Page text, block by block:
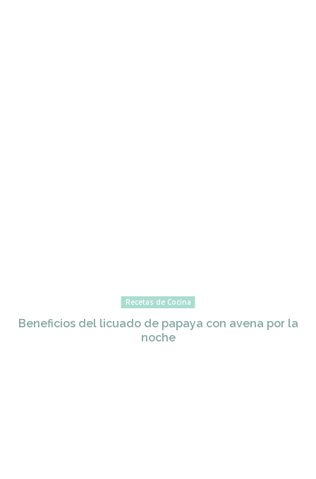
Recetas de Cocina
Beneficios del licuado de papaya con avena por la
noche